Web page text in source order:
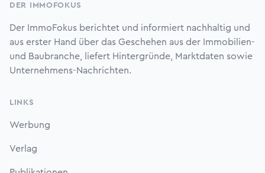
DER IMMOFOKUS
Der ImmoFokus berichtet und informiert nachhaltig und
aus erster Hand über das Geschehen aus der Immobilien-
und Baubranche, liefert Hintergründe, Marktdaten sowie
Unternehmens-Nachrichten.
LINKS
Werbung
Verlag